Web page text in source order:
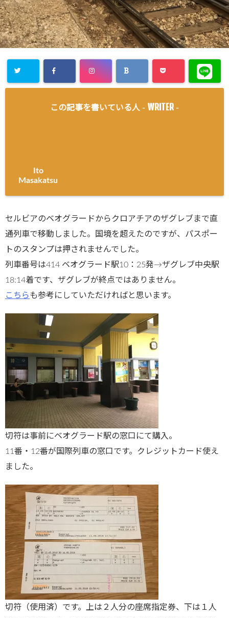
この記事を書いている人 - WRITER -
Ito
Masakatsu
セルビアのベオグラードからクロアチアのザグレブまで直
通列車で移動しました。国境を超えたのですが、パスポー
トのスタンプは押されませんでした。
列車番号は414 ベオグラード駅10：25発→ザグレブ中央駅
18:14着です、ザグレブが終点ではありません。
こちらも参考にしていただければと思います。
切符は事前にベオグラード駅の窓口にて購入。
11番・12番が国際列車の窓口です。クレジットカード使え
ました。
切符（使用済）です。上は２人分の座席指定券、下は１人